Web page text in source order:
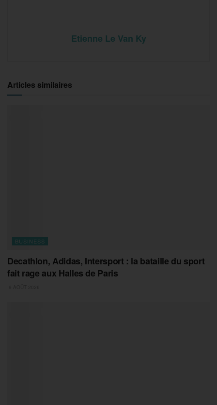
Etienne Le Van Ky
Articles similaires
BUSINESS
Decathlon, Adidas, Intersport : la bataille du sport
fait rage aux Halles de Paris